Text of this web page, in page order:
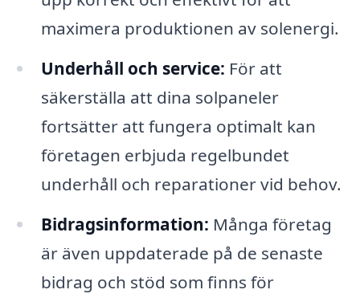
maximera produktionen av solenergi.
Underhåll och service: För att
säkerställa att dina solpaneler
fortsätter att fungera optimalt kan
företagen erbjuda regelbundet
underhåll och reparationer vid behov.
Bidragsinformation: Många företag
är även uppdaterade på de senaste
bidrag och stöd som finns för